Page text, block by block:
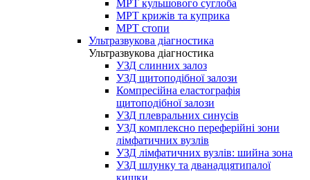
МРТ кульшового суглоба
МРТ крижів та куприка
МРТ стопи
Ультразвукова діагностика
Ультразвукова діагностика
УЗД слинних залоз
УЗД щитоподібної залози
Компресійна еластографія
щитоподібної залози
УЗД плевральних синусів
УЗД комплексно переферійні зони
лімфатичних вузлів
УЗД лімфатичних вузлів: шийна зона
УЗД шлунку та дванадцятипалої
кишки